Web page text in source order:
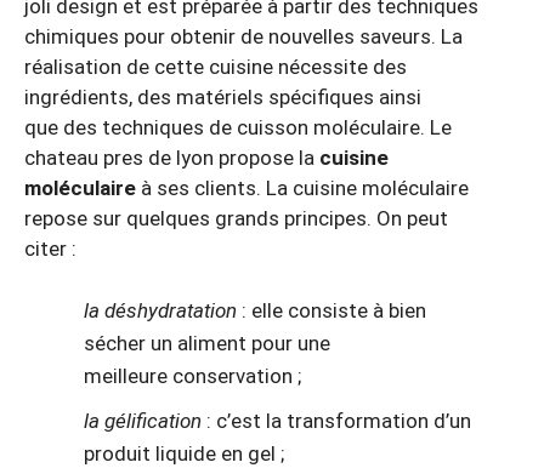
joli design et est préparée à partir des techniques
chimiques pour obtenir de nouvelles saveurs. La
réalisation de cette cuisine nécessite des
ingrédients, des matériels spécifiques ainsi
que des techniques de cuisson moléculaire. Le
chateau pres de lyon propose la cuisine
moléculaire à ses clients. La cuisine moléculaire
repose sur quelques grands principes. On peut
citer :
la déshydratation : elle consiste à bien
sécher un aliment pour une
meilleure conservation ;
la gélification : c’est la transformation d’un
produit liquide en gel ;